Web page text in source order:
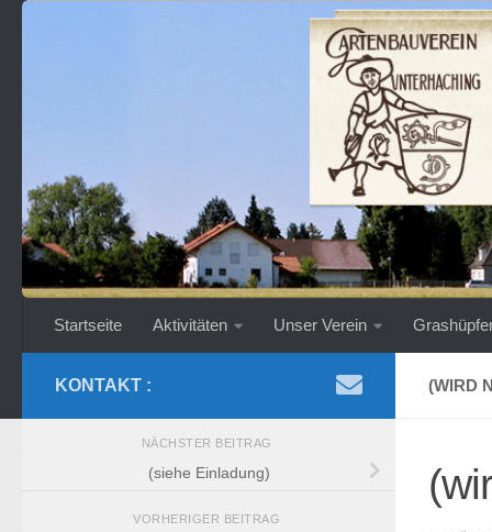
Startseite Aktivitäten Unser Verein
(WIRD
KONTAKT :
NÄCHSTER BEITRAG
(siehe Einladung)
VORHERIGER BEITRAG